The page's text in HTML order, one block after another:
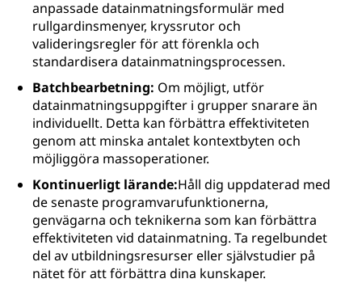
anpassade datainmatningsformulär med
rullgardinsmenyer, kryssrutor och
valideringsregler för att förenkla och
standardisera datainmatningsprocessen.
Batchbearbetning: Om möjligt, utför
datainmatningsuppgifter i grupper snarare än
individuellt. Detta kan förbättra effektiviteten
genom att minska antalet kontextbyten och
möjliggöra massoperationer.
Kontinuerligt lärande:Håll dig uppdaterad med
de senaste programvarufunktionerna,
genvägarna och teknikerna som kan förbättra
effektiviteten vid datainmatning. Ta regelbundet
del av utbildningsresurser eller självstudier på
nätet för att förbättra dina kunskaper.